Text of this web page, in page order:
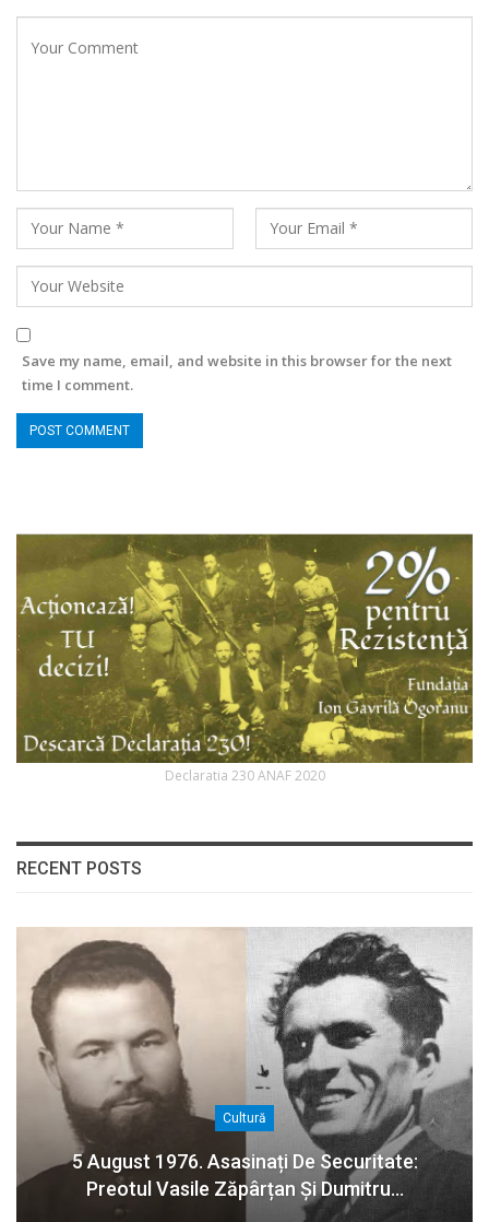
Save my name, email, and website in this browser for the next
time I comment.
Declaratia 230 ANAF 2020
RECENT POSTS
Cultură
5 August 1976. Asasinați De Securitate:
Preotul Vasile Zăpârțan Și Dumitru…